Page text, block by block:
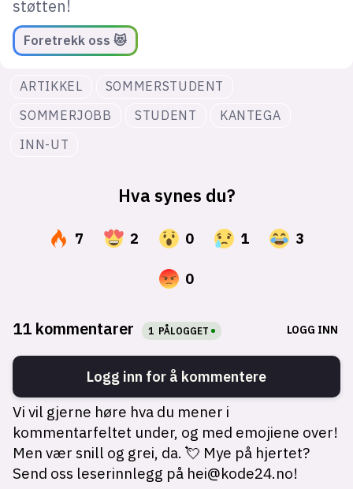
støtten!
Foretrekk oss 😻
ARTIKKEL
SOMMERSTUDENT
SOMMERJOBB
STUDENT
KANTEGA
INN-UT